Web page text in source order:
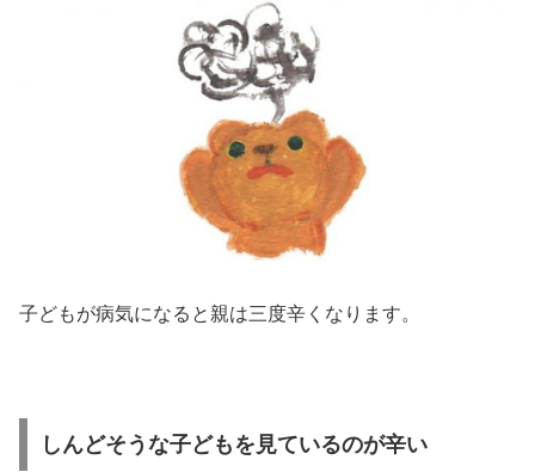
子どもが病気になると親は三度辛くなります。
しんどそうな子どもを見ているのが辛い